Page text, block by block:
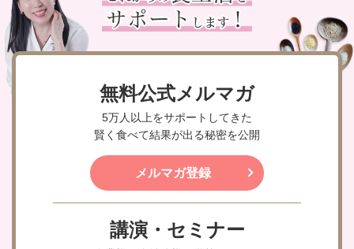
無料公式メルマガ
5万人以上をサポートしてきた
賢く食べて結果が出る秘密を公開
メルマガ登録
講演・セミナー